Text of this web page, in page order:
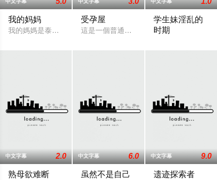
我的妈妈
我的媽媽是泰國藝術家 XTER 創作的情色漫畫，講述了一名大
受孕屋
這是一個普通的上班族，通過內射提供精
学生妹淫乱的
时期
中文字幕 2.0
熟母欲难断
中文字幕 6.0
虽然不是自己
中文字幕 9.0
遗迹探索者